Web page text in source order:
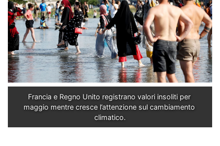
Francia e Regno Unito registrano valori insoliti per
maggio mentre cresce l’attenzione sul cambiamento
climatico.